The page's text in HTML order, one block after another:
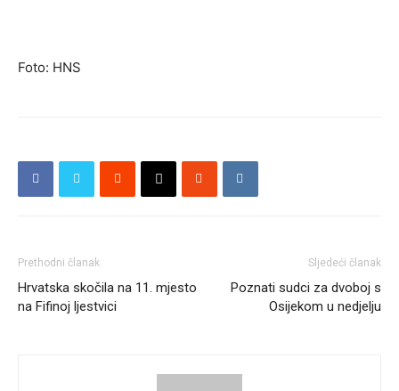
Foto: HNS
Prethodni članak
Hrvatska skočila na 11. mjesto
na Fifinoj ljestvici
Sljedeći članak
Poznati sudci za dvoboj s
Osijekom u nedjelju